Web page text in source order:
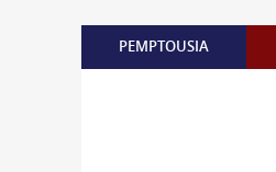
PEMPTOUSIA